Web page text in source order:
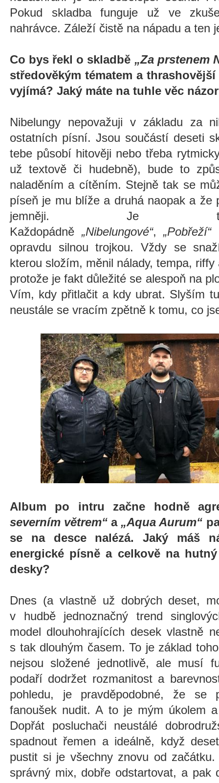
Pokud skladba funguje už ve
nahrávce. Záleží čistě na nápadu a ten
Co bys řekl o skladbě „Za prstenem
středověkým tématem a
vyjímá? Jaký máte na tuhle věc
Nibelungy nepovažuji v základu za
ostatních písní. Jsou součástí deseti
tebe působí hitověji nebo třeba
už textově či hudebně), bude to
naladěním a cítěním. Stejně tak se
píseň je mu blíže a druhá naopak a že
jemněji. Je to
Každopádně „Nibelungové“,„Pobřeží“
opravdu silnou trojkou. Vždy se
kterou složím, měnil nálady, tempa,
protože je fakt důležité se alespoň na
Vím, kdy přitlačit a kdy ubrat. Slyším
neustále se vracím zpětně k tomu, co
Album po intru začne hodně
severním větrem“ a „Aqua Aurum“
se na desce nalézá. Jaký máš
energické písně a celkově na
desky?
Dnes (a vlastně už dobrých deset,
v hudbě jednoznačný trend
model dlouhohrajících desek vlastně
s tak dlouhým časem. To je základ
nejsou složené jednotlivě, ale musí
podaří dodržet rozmanitost a
pohledu, je pravděpodobné, že se
fanoušek nudit. A to je mým úkolem
Dopřát posluchači neustálé
spadnout řemen a ideálně, když
pustit si je všechny znovu od
správný mix, dobře odstartovat, a pak